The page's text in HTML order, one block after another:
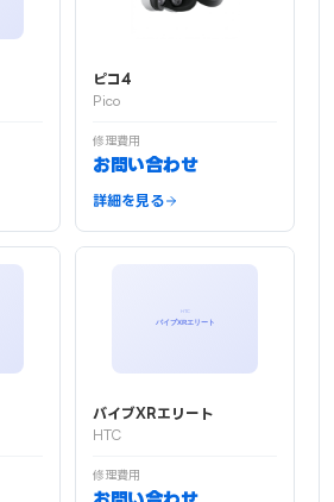
ピコ4
Pico
修理費用
お問い合わせ
詳細を見る
バイブXRエリート
HTC
修理費用